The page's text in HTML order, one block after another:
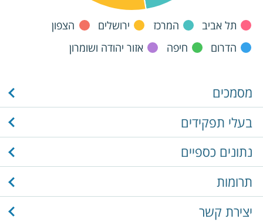
תל אביב המרכז ירושלים
הצפון
הדרום
חיפה אזור יהודה ושומרון
מסמכים
בעלי תפקידים
נתונים כספיים
תרומות
יצירת קשר